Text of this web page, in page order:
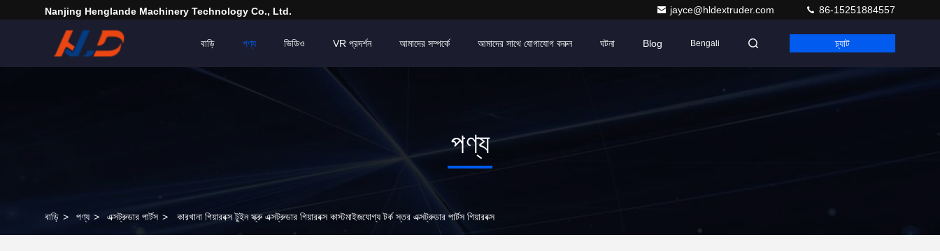
Nanjing Henglande Machinery Technology Co., Ltd. jayce@hldextruder.com 86-15251884557
বাড়ি পণ্য ভিডিও VR প্রদর্শন আমাদের সম্পর্কে আমাদের সাথে যোগাযোগ করুন ঘটনা Blog Bengali চ্যাট
পণ্য
বাড়ি > পণ্য > এক্সট্রুডার পার্টস > কারখানা গিয়ারবক্স টুইন স্ক্রু এক্সট্রুডার গিয়ারবক্স কাস্টমাইজযোগ্য টর্ক স্তর এক্সট্রুডার পার্টস গিয়ারবক্স